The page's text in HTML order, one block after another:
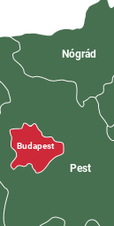
Pest
Budapest
Nógrád